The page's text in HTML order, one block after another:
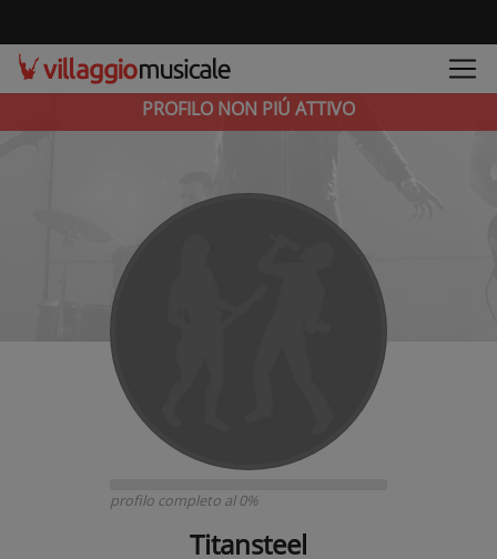
PROFILO NON PIÚ ATTIVO
profilo completo al 0%
Titansteel